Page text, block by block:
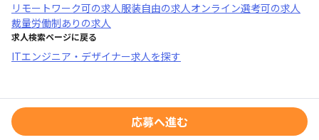
リモートワーク可の求人服装自由の求人オンライン選考可の求人
裁量労働制あり の求人
求人検索ページに戻る
ITエンジニア・デザイナー求人を探す
応募へ進む